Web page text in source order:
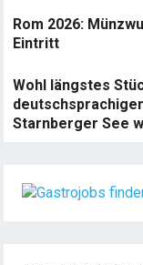
Rom 2026:
Eintritt
Wohl längstes
Starnberger See